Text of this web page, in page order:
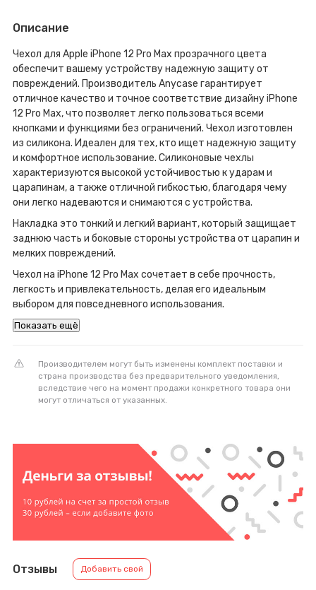
Описание
Чехол для Apple iPhone 12 Pro Max прозрачного цвета
обеспечит вашему устройству надежную защиту от
повреждений. Производитель Anycase гарантирует
отличное качество и точное соответствие дизайну iPhone
12 Pro Max, что позволяет легко пользоваться всеми
кнопками и функциями без ограничений. Чехол изготовлен
из силикона. Идеален для тех, кто ищет надежную защиту
и комфортное использование. Силиконовые чехлы
характеризуются высокой устойчивостью к ударам и
царапинам, а также отличной гибкостью, благодаря чему
они легко надеваются и снимаются с устройства.
Накладка это тонкий и легкий вариант, который защищает
заднюю часть и боковые стороны устройства от царапин и
мелких повреждений.
Чехол на iPhone 12 Pro Max сочетает в себе прочность,
легкость и привлекательность, делая его идеальным
выбором для повседневного использования.
Показать ещё
Производителем могут быть изменены комплект поставки и
страна производства без предварительного уведомления,
вследствие чего на момент продажи конкретного товара они
могут отличаться от указанных.
Отзывы Добавить свой